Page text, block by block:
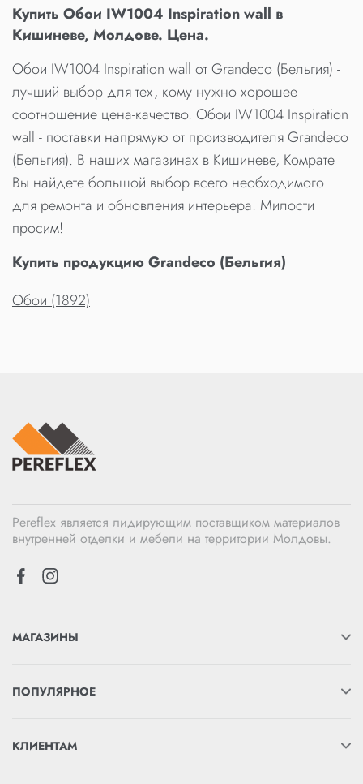
Купить Обои IW1004 Inspiration wall в
Кишиневе, Молдове. Цена.
Обои IW1004 Inspiration wall от Grandeco (Бельгия) -
лучший выбор для тех, кому нужно хорошее
соотношение цена-качество. Обои IW1004 Inspiration
wall - поставки напрямую от производителя Grandeco
(Бельгия). В наших магазинах в Кишиневе, Комрате
Вы найдете большой выбор всего необходимого
для ремонта и обновления интерьера. Милости
просим!
Купить продукцию Grandeco (Бельгия)
Обои (1892)
Pereflex является лидирующим поставщиком материалов
внутренней отделки и мебели на территории Молдовы.
МАГАЗИНЫ
ПОПУЛЯРНОЕ
КЛИЕНТАМ